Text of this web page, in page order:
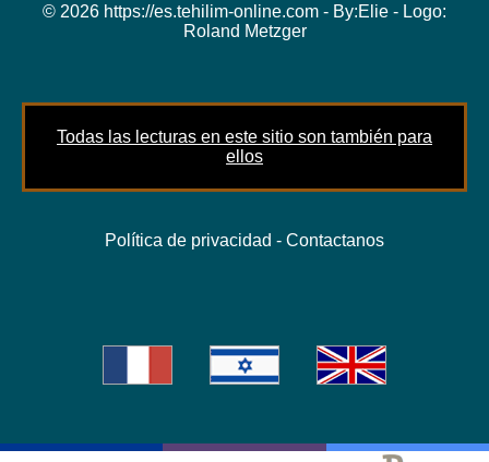
© 2026 https://es.tehilim-online.com - By:Elie - Logo:
Roland Metzger
Todas las lecturas en este sitio son también para
ellos
Política de privacidad - Contactanos